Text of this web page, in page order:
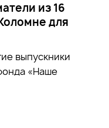
из 16
для
выпускники
«Наше